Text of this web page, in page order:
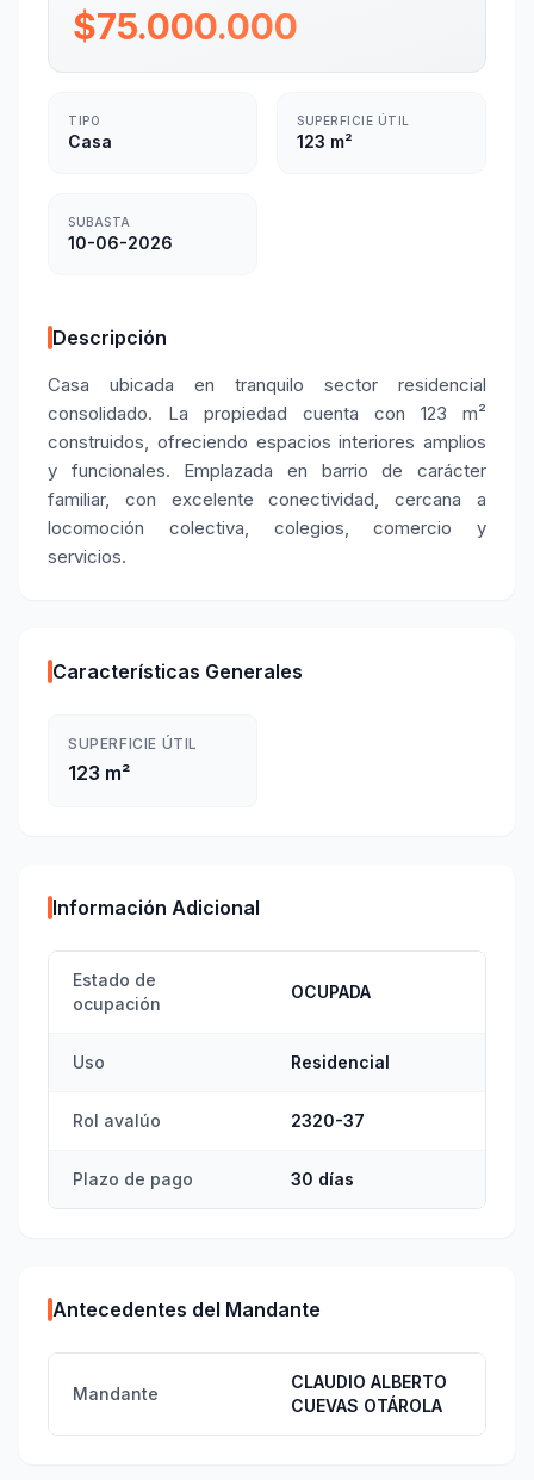
$75.000.000
TIPO
Casa
SUPERFICIE ÚTIL
123 m²
SUBASTA
10-06-2026
Descripción
Casa ubicada en tranquilo sector residencial
consolidado. La propiedad cuenta con 123 m²
construidos, ofreciendo espacios interiores amplios
y funcionales. Emplazada en barrio de carácter
familiar, con excelente conectividad, cercana a
locomoción colectiva, colegios, comercio y
servicios.
Características Generales
SUPERFICIE ÚTIL
123 m²
Información Adicional
Estado de
ocupación
OCUPADA
Uso Residencial
Rol avalúo 2320-37
Plazo de pago 30 días
Antecedentes del Mandante
Mandante
CLAUDIO ALBERTO
CUEVAS OTÁROLA